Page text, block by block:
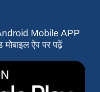
Mobile APP
मोबाइल ऐप पर पढ़ें